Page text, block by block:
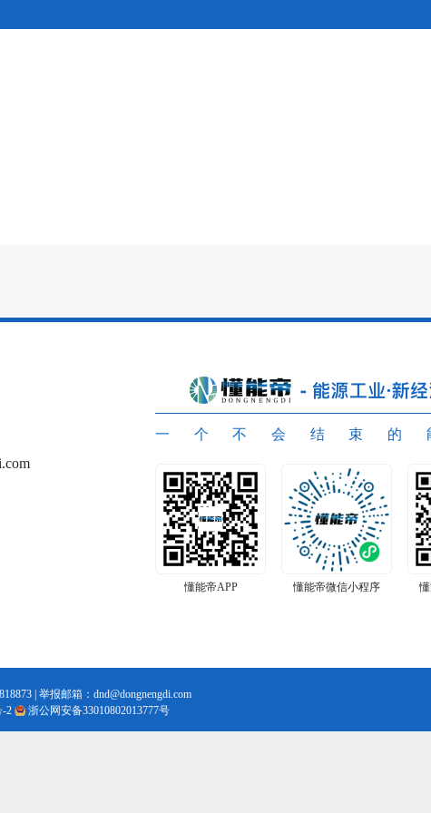
一个不会结束的
懂能帝APP 懂能帝微信小程序
| 举报邮箱：dnd@dongnengdi.com
-2 浙公网安备33010802013777号